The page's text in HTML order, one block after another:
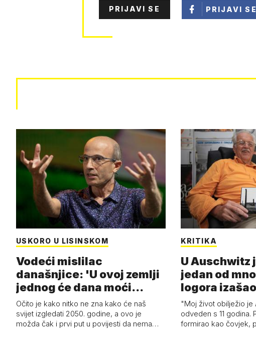
PRIJAVI SE PRIJAVI SE
USKORO U LISINSKOM
Vodeći mislilac
današnjice: 'U ovoj zemlji
jednog će dana moći
razviti i superl…
Očito je kako nitko ne zna kako će naš
svijet izgledati 2050. godine, a ovo je
možda čak i prvi put u povijesti da nema…
KRITIKA
U Auschwitz
jedan od
logora
"Moj život obilježio je
odveden s 11 godina.
formirao kao čovjek,